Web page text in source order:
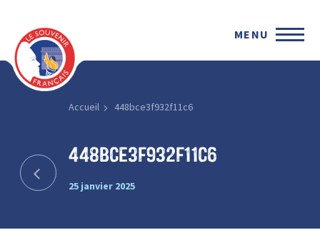
MENU
Accueil 448bce3f932f11c6
448bce3f932f11c6
25 janvier 2025